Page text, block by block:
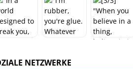
NETZWERKE